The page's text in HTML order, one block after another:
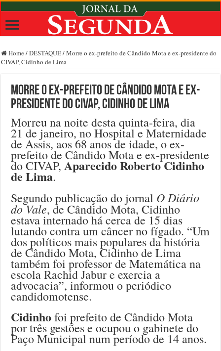
Home /DESTAQUE/Morre o ex-prefeito de Cândido Mota e ex-presidente do
CIVAP, Cidinho de Lima
Morre o ex-prefeito de Cândido Mota e ex-
presidente do CIVAP, Cidinho de Lima
Morreu na noite desta quinta-feira, dia
21 de janeiro, no Hospital e Maternidade
de Assis, aos 68 anos de idade, o ex-
prefeito de Cândido Mota e ex-presidente
do CIVAP,Aparecido Roberto Cidinho
de Lima.
Segundo publicação do jornal O Diário
do Vale, de Cândido Mota, Cidinho
estava internado há cerca de 15 dias
lutando contra um câncer no fígado. “Um
dos políticos mais populares da história
de Cândido Mota, Cidinho de Lima
também foi professor de Matemática na
escola Rachid Jabur e exercia a
advocacia”, informou o periódico
candidomotense.
Cidinhofoi prefeito de Cândido Mota
por três gestões e ocupou o gabinete do
Paço Municipal num período de 14 anos.